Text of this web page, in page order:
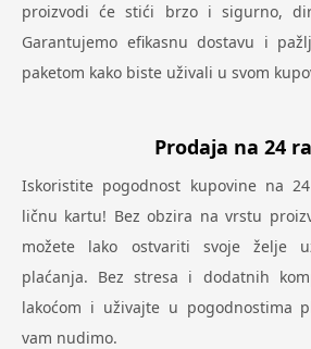
proizvodi će stići brzo i sigurno,
Garantujemo efikasnu dostavu i
paketom kako biste uživali u svom
Prodaja na 24
Iskoristite pogodnost kupovine na
ličnu kartu! Bez obzira na vrstu
možete lako ostvariti svoje želje
plaćanja. Bez stresa i dodatnih
lakoćom i uživajte u pogodnostima
vam nudimo.